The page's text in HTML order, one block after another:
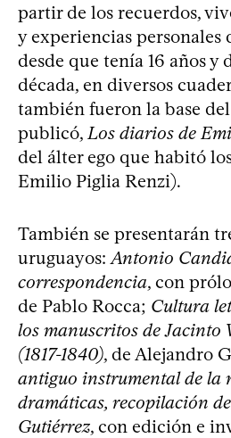
partir de los recuerdos,
y experiencias personales
desde que tenía 16 años y
década, en diversos
también fueron la base
publicó, Los diarios de
del álter ego que habitó
Emilio Piglia Renzi).
También se presentarán
uruguayos: Antonio
correspondencia, con
de Pablo Rocca; Cultura
los manuscritos de Jacinto
(1817-1840), de Alejandro
antiguo instrumental de la
dramáticas, recopilación
Gutiérrez, con edición e